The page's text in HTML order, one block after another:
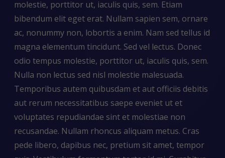
molestie, porttitor ut, iaculis quis, sem. Etiam
bibendum elit eget erat. Nullam sapien sem, ornare
ac, nonummy non, lobortis a enim. Nam sed tellus id
magna elementum tincidunt. Sed vel lectus. Donec
odio tempus molestie, porttitor ut, iaculis quis, sem.
Nulla non lectus sed nisl molestie malesuada.
Temporibus autem quibusdam et aut officiis debitis
aut rerum necessitatibus saepe eveniet ut et
voluptates repudiandae sint et molestiae non
recusandae. Nullam rhoncus aliquam metus. Cras
pede libero, dapibus nec, pretium sit amet, tempor